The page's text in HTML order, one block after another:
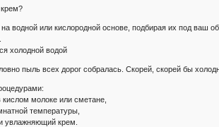
водной или кислородной основе, подбирая их под
холодной водой
пыль всех дорог собралась. Скорей, скорей бы
молоке или сметане,
температуры,
увлажняющий крем.